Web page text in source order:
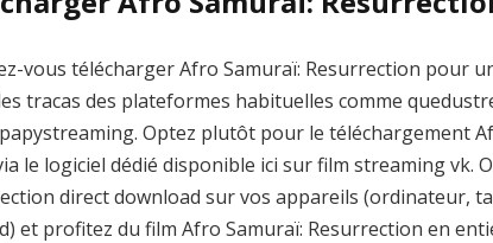
vous télécharger Afro Samuraï: Resurrection pour
tracas des plateformes habituelles comme
Optez plutôt pour le téléchargement
le logiciel dédié disponible ici sur film streaming vk.
direct download sur vos appareils (ordinateur,
et profitez du film Afro Samuraï: Resurrection en